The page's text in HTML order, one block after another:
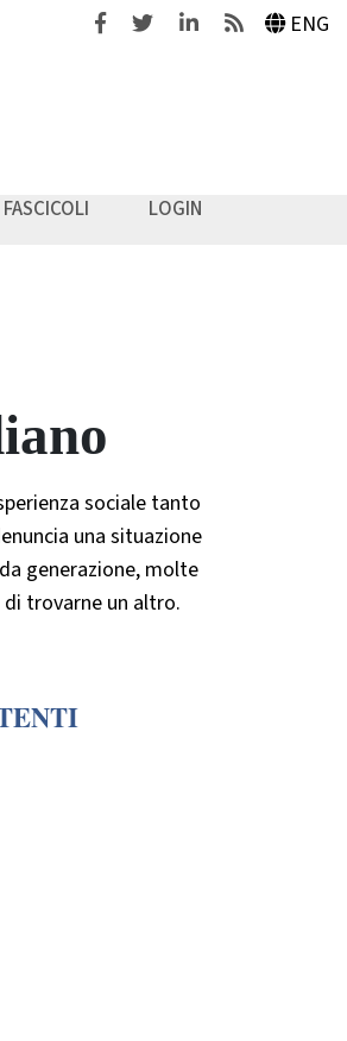
FacebookTwitterLinkedinFeeds ENG
FASCICOLI
LOGIN
sociale tanto
una situazione
generazione, molte
trovarne un altro.